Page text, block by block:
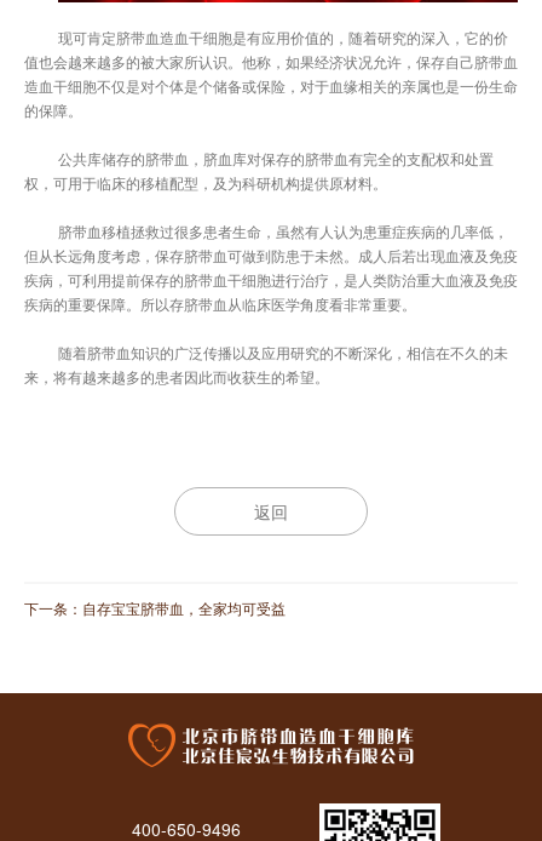
现可肯定脐带血造血干细胞是有应用价值的，随着研究的深入，它的价
值也会越来越多的被大家所认识。他称，如果经济状况允许，保存自己脐带血
造血干细胞不仅是对个体是个储备或保险，对于血缘相关的亲属也是一份生命
的保障。
公共库储存的脐带血，脐血库对保存的脐带血有完全的支配权和处置
权，可用于临床的移植配型，及为科研机构提供原材料。
脐带血移植拯救过很多患者生命，虽然有人认为患重症疾病的几率低，
但从长远角度考虑，保存脐带血可做到防患于未然。成人后若出现血液及免疫
疾病，可利用提前保存的脐带血干细胞进行治疗，是人类防治重大血液及免疫
疾病的重要保障。所以存脐带血从临床医学角度看非常重要。
随着脐带血知识的广泛传播以及应用研究的不断深化，相信在不久的未
来，将有越来越多的患者因此而收获生的希望。
返回
下一条： 自存宝宝脐带血，全家均可受益
400-650-9496